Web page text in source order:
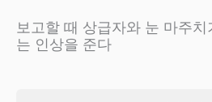
보고할 때 상급자와 눈 마주
는 인상을 준다